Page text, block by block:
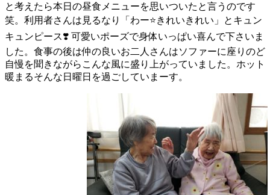
と考えたら本日の昼食メニューを思いついたと言うのです
笑。利用者さんは見るなり「わー⭐️きれいきれい」とキュン
キュンピース❣️ 可愛いポーズで身体いっぱい喜んで下さいま
した。食事の後は仲の良いお二人さんはソファーに座りのど
自慢を聞きながらこんな風に盛り上がっていました。ホット
暖まるそんな日曜日を過ごしていまーす。